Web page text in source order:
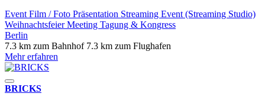
Event Film / Foto Präsentation Streaming Event (Streaming Studio)
WeihnachtsfeierMeeting Tagung & Kongress
Berlin
7.3 km zum Bahnhof 7.3 km zum Flughafen
Mehr erfahren
BRICKS